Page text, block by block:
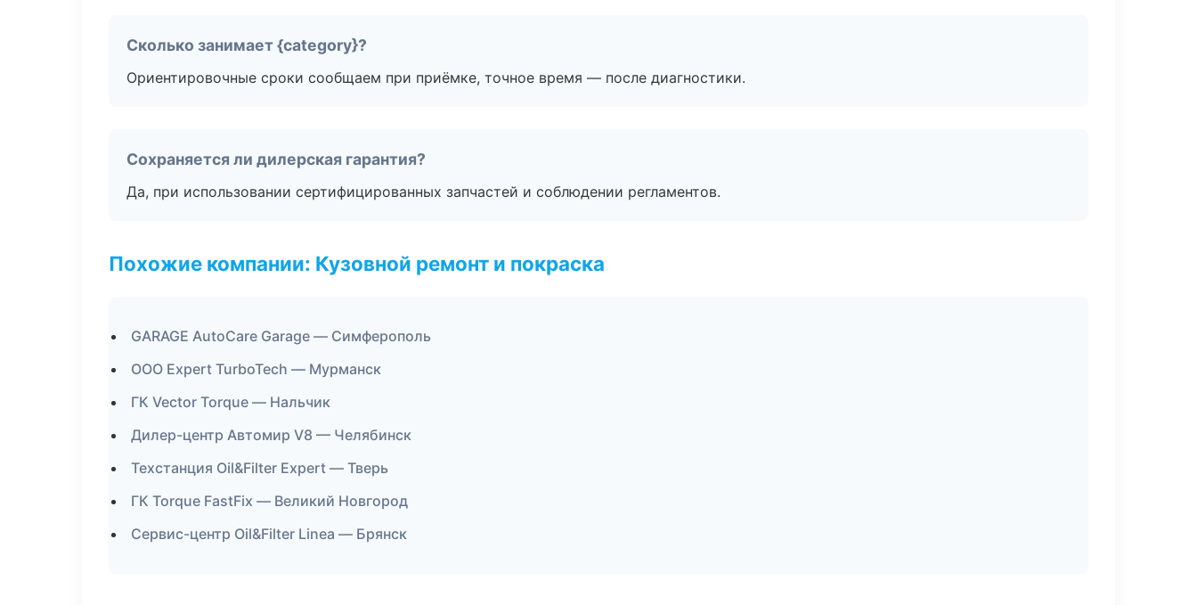
Сколько занимает {category}?
Ориентировочные сроки сообщаем при приёмке, точное время — после диагностики.
Сохраняется ли дилерская гарантия?
Да, при использовании сертифицированных запчастей и соблюдении регламентов.
Похожие компании: Кузовной ремонт и покраска
GARAGE AutoCare Garage — Симферополь
ООО Expert TurboTech — Мурманск
ГК Vector Torque — Нальчик
Дилер-центр Автомир V8 — Челябинск
Техстанция Oil&Filter Expert — Тверь
ГК Torque FastFix — Великий Новгород
Сервис-центр Oil&Filter Linea — Брянск